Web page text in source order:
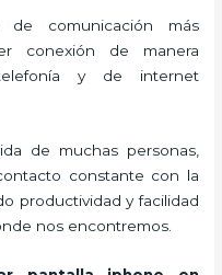
comunicación más
conexión de manera
y de internet
de muchas personas,
constante con la
productividad y facilidad
nos encontremos.